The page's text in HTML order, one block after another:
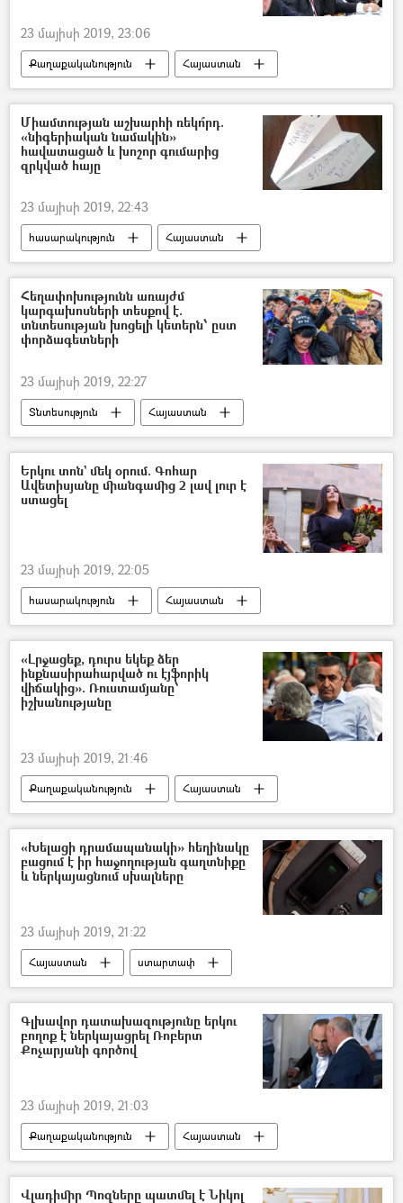
23 մայիսի 2019, 23:06
Քաղաքականություն
Հայաստան
Հավաքական անվտանգության պայմանագիր կազմակերպություն (ՀԱՊԿ)
Նիկոլ Փաշինյան
Յուրի Խաչատուրով
Միամտության աշխարհի ռեկո՞րդ.
«նիգերիական նամակին»
հավատացած և խոշոր գումարից
զրկված հայը
23 մայիսի 2019, 22:43
հասարակություն
Հայաստան
ՀՀ Ոստիկանություն
ՀՀ ազգային անվտանգության ծառայություն. ԱԱԾ
Հեղափոխությունն առայժմ
կարգախոսների տեսքով է.
տնտեսության խոցելի կետերն՝ ըստ
փորձագետների
23 մայիսի 2019, 22:27
Տնտեսություն
Հայաստան
«Թավշյա հեղափոխություն»
ՀՀ կառավարություն
Երկու տոն` մեկ օրում. Գոհար
Ավետիսյանը միանգամից 2 լավ լուր է
ստացել
23 մայիսի 2019, 22:05
հասարակություն
Հայաստան
Գոհար Ավետիսյան
«Լրջացեք, դուրս եկեք ձեր
ինքնասիրահարված ու էյֆորիկ
վիճակից». Ռուստամյանը՝
իշխանությանը
23 մայիսի 2019, 21:46
Քաղաքականություն
Հայաստան
Հայ Յեղափոխական Դաշնակցություն (ՀՅԴ)
«Թավշյա հեղափոխություն»
«Խելացի դրամապանակի» հեղինակը
բացում է իր հաջողության գաղտնիքը
և ներկայացնում սխալները
23 մայիսի 2019, 21:22
Հայաստան ստարտափ
Գլխավոր դատախազությունը երկու
բողոք է ներկայացրել Ռոբերտ
Քոչարյանի գործով
23 մայիսի 2019, 21:03
Քաղաքականություն
Հայաստան
ՀՀ դատախազություն
Ռոբերտ Քոչարյան
Վլադիմիր Պոզները պատմել է Նիկոլ